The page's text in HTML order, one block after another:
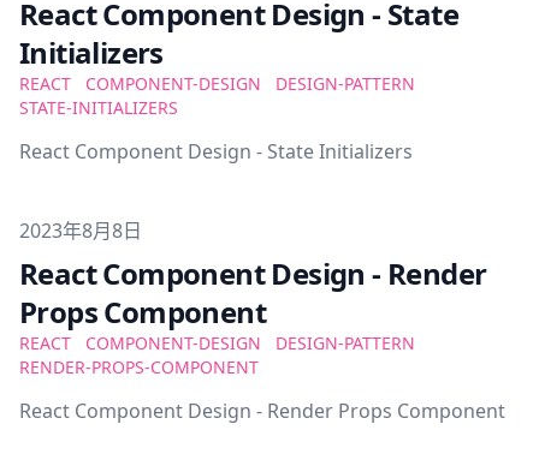
React Component Design - State
Initializers
REACT COMPONENT-DESIGN
DESIGN-PATTERN
STATE-INITIALIZERS
React Component Design - State Initializers
Published on
2023年8月8日
React Component Design - Render
Props Component
REACT COMPONENT-DESIGN
DESIGN-PATTERN
RENDER-PROPS-COMPONENT
React Component Design - Render Props Component